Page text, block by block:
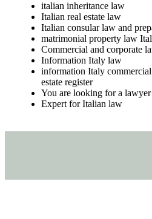
italian inheritance law
Italian real estate law
Italian consular law and
matrimonial property law
Commercial and corporate
Information Italy law
information Italy
estate register
You are looking for a
Expert for Italian law